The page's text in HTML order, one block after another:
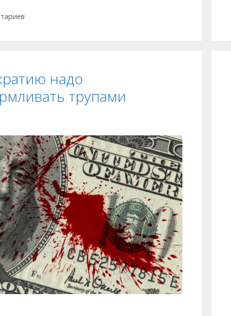
надо
трупами